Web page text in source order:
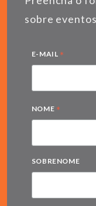
sobre
E-MAIL *
NOME *
SOBRENOME